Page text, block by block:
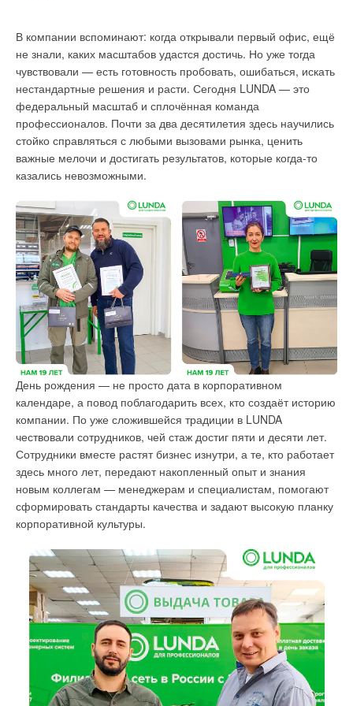
В компании вспоминают: когда открывали первый офис, ещё
не знали, каких масштабов удастся достичь. Но уже тогда
чувствовали — есть готовность пробовать, ошибаться, искать
нестандартные решения и расти. Сегодня LUNDA — это
федеральный масштаб и сплочённая команда
профессионалов. Почти за два десятилетия здесь научились
стойко справляться с любыми вызовами рынка, ценить
важные мелочи и достигать результатов, которые когда-то
казались невозможными.
День рождения — не просто дата в корпоративном
календаре, а повод поблагодарить всех, кто создаёт историю
компании. По уже сложившейся традиции в LUNDA
чествовали сотрудников, чей стаж достиг пяти и десяти лет.
Сотрудники вместе растят бизнес изнутри, а те, кто работает
здесь много лет, передают накопленный опыт и знания
новым коллегам — менеджерам и специалистам, помогают
сформировать стандарты качества и задают высокую планку
корпоративной культуры.
Экспозиция выставки 2026 года объединила ведущих
производителей оборудования из России, Республики
Беларусь, Ирана, Индонезии, Китая и Турции и стала
платформой для демонстрации последних разработок
и инноваций в области теплоэнергетики, повышения
энергоэффективности, автоматизации и цифровизации
отрасли.
Среди участников выставки были представлены:
«Дорогобужкотломаш», «Норд котельный завод»,
«Ростовский котельный завод Teplofor», «Агуна Тепло»,
«Группа Полимертепло», «МПНУ Энерготехмонтаж», «Завод
горелочного оборудования», «Термогаз», «ЭксЭко»,
«Татнефть-Пресскомпозит», «ТЕД Газовые системы»,
«Теплообмен», «Термобрест», «Универсальные
контроллеры», «Термафлекс изоляция», «Техномаш»,
«Энерготех», «Паровые турбины и сервис Циннен»,
«Энстром», «Технокерамика», «Хайтед Энерджи», Deaerator,
Raadman, PT Maxxtec Teknologi Indonesia, «Волжский завод
газовых генераторов», «Промвентхолод» и многие другие.
В рамках деловой программы прошёл«Энергетический
форум»— это 15 отраслевых конференций на одной
площадке по тематике теплоснабжения, электрогенерации,
центрам обработки данных (ЦОД), промышленных
предприятий и ЖКХ.
RIFAR, Elsen, Valtec, BWT, BAXI, Ostendorf, K-Flex, Thermex
GazPro, Federica Bugatti, Rivo Systems, Energoflex, Uni-fitt,
RTP, SFA, Zota, DAB, Arbonia, Stiebel Eltron, Brodeks и многие
другие.
Формат Слёта построен на прямом контакте монтажников
с производителями: посетители оценивали оборудование
на действующих стендах, участвовали в презентациях
и получали консультации технических специалистов. Эта
обратная связь от практиков ценна для производителей при
доработке продукции и расширении ассортимента. На Слёте
царила тёплая и неформальная атмосфера, которая